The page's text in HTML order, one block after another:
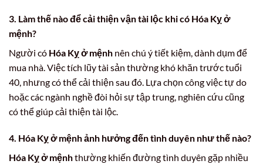
3. Làm thế nào để cải thiện vận tài lộc khi có Hóa Kỵ ở
mệnh?
Người có Hóa Kỵ ở mệnh nên chú ý tiết kiệm, dành dụm để
mua nhà. Việc tích lũy tài sản thường khó khăn trước tuổi
40, nhưng có thể cải thiện sau đó. Lựa chọn công việc tự do
hoặc các ngành nghề đòi hỏi sự tập trung, nghiên cứu cũng
có thể giúp cải thiện tài lộc.
4. Hóa Kỵ ở mệnh ảnh hưởng đến tình duyên như thế nào?
Hóa Kỵ ở mệnhthường khiến đường tình duyên gặp nhiều